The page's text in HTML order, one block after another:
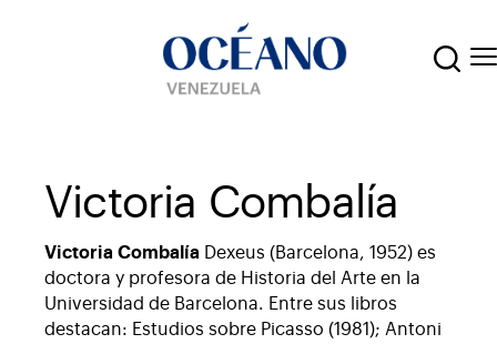
Victoria Combalía
Victoria Combalía Dexeus (Barcelona, 1952) es
doctora y profesora de Historia del Arte en la
Universidad de Barcelona. Entre sus libros
destacan: Estudios sobre Picasso (1981); Antoni